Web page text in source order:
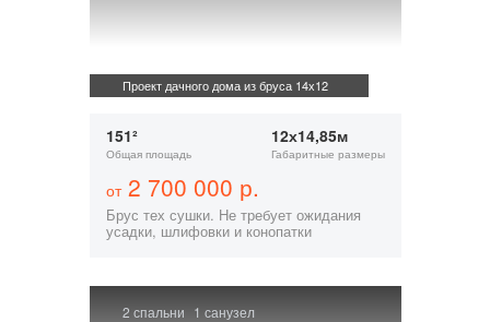
Проект дачного дома из бруса 14х12
151²
Общая площадь
12х14,85м
Габаритные размеры
от2 700 000 р.
Брус тех сушки. Не требует ожидания
усадки, шлифовки и конопатки
2 спальни 1 санузел